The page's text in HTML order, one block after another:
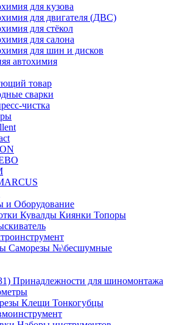
для кузова
для двигателя (ДВС)
для стёкол
для салона
для шин и дисков
автохимия
товар
сварки
чистка
и Оборудование
Кувалды Киянки Топоры
Саморезы №\бесшумные
Принадлежности для шиномонтажа
Клещи Тонкогубцы